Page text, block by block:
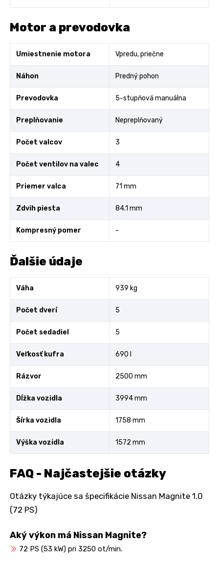
Motor a prevodovka
Umiestnenie motora Vpredu, priečne
Náhon Predný pohon
Prevodovka 5-stupňová manuálna
Preplňovanie Nepreplňovaný
Počet valcov 3
Počet ventilov na valec 4
Priemer valca 71 mm
Zdvih piesta 84.1 mm
Kompresný pomer -
Ďalšie údaje
Váha 939 kg
Počet dverí 5
Počet sedadiel 5
Veľkosť kufra 690 l
Rázvor 2500 mm
Dĺžka vozidla 3994 mm
Šírka vozidla 1758 mm
Výška vozidla 1572 mm
FAQ - Najčastejšie otázky
Otázky týkajúce sa špecifikácie Nissan Magnite 1.0
(72 PS)
Aký výkon má Nissan Magnite?
72 PS (53 kW) pri 3250 ot/min.